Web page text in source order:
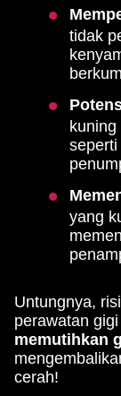
tidak
yang
Untungnya,
perawatan
memutihkan
cerah!